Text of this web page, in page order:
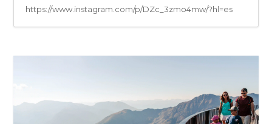
https://www.instagram.com/p/DZc_3zmo4mw/?hl=es